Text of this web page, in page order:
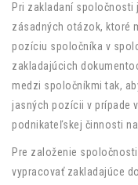
Pri zakladaní spoločnosti
zásadných otázok, ktoré
pozíciu spoločníka v
zakladajúcich
medzi spoločníkmi tak,
jasných pozícii v prípade
podnikateľskej činnosti
Pre založenie
vypracovať zakladajúce